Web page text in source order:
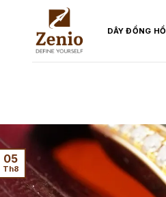
content
DÂY ĐỒNG HỒ
05
Th8